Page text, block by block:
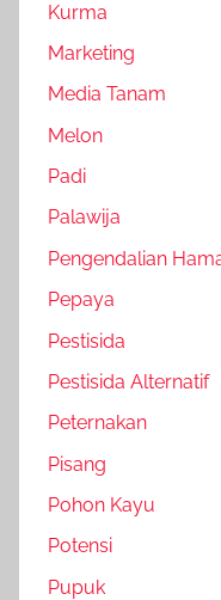
Kurma
Marketing
Media Tanam
Melon
Padi
Palawija
Pengendalian
Pepaya
Pestisida
Pestisida Alternatif
Peternakan
Pisang
Pohon Kayu
Potensi
Pupuk